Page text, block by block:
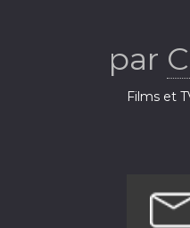
par
Films et